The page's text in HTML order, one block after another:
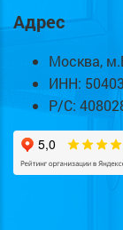
Адрес
Москва,
ИНН:
Р/С: